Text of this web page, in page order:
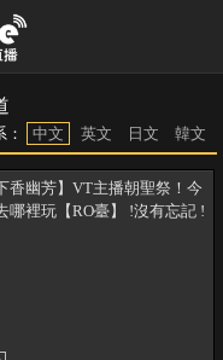
： 中文 英文 日文 韓文
香幽芳】VT主播朝聖祭！今
哪裡玩【RO臺】 !沒有忘記 !